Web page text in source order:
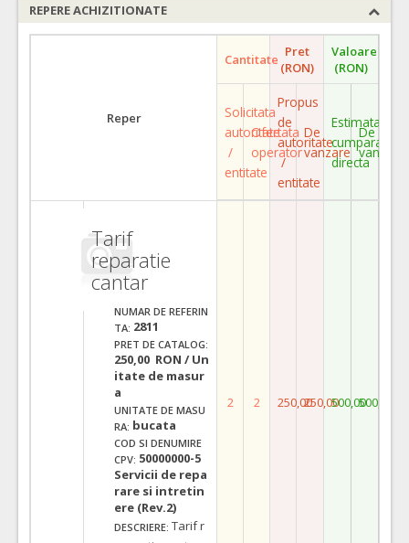
REPERE ACHIZITIONATE
Reper
Cantitate Pret
(RON)
Valoare
(RON)
Solicitata
autoritate
/
entitate
Ofertata
operator
Propus
de
autoritate
/
entitate
De
vanzare
Estimata
cumparare
directa
De
vanzare
Tarif
reparatie
cantar
NUMAR DE REFERIN
TA: 2811
PRET DE CATALOG:
250,00 RON / Un
itate de masur
a
UNITATE DE MASU
RA: bucata
COD SI DENUMIRE
CPV: 50000000-5
Servicii de repa
rare si intretin
ere (Rev.2)
DESCRIERE: Tarif r
2 2 250,00250,00500,00500,00